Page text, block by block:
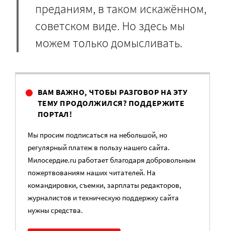
преданиям, в таком искажённом,
советском виде. Но здесь мы
можем только домысливать.
ВАМ ВАЖНО, ЧТОБЫ РАЗГОВОР НА ЭТУ
ТЕМУ ПРОДОЛЖИЛСЯ? ПОДДЕРЖИТЕ
ПОРТАЛ!
Мы просим подписаться на небольшой, но
регулярный платеж в пользу нашего сайта.
Милосердие.ru работает благодаря добровольным
пожертвованиям наших читателей. На
командировки, съемки, зарплаты редакторов,
журналистов и техническую поддержку сайта
нужны средства.